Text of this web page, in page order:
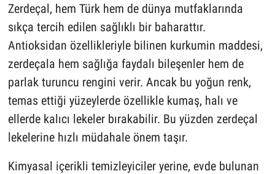
Zerdeçal, hem Türk hem de dünya mutfaklarında
sıkça tercih edilen sağlıklı bir baharattır.
Antioksidan özellikleriyle bilinen kurkumin maddesi,
zerdeçala hem sağlığa faydalı bileşenler hem de
parlak turuncu rengini verir. Ancak bu yoğun renk,
temas ettiği yüzeylerde özellikle kumaş, halı ve
ellerde kalıcı lekeler bırakabilir. Bu yüzden zerdeçal
lekelerine hızlı müdahale önem taşır.
Kimyasal içerikli temizleyiciler yerine, evde bulunan